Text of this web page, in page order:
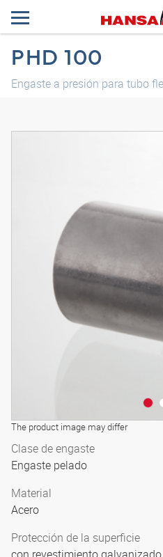
PHD 100
Engaste a presión para tubo
The product image may differ
Clase de engaste
Engaste pelado
Material
Acero
Protección de la superficie